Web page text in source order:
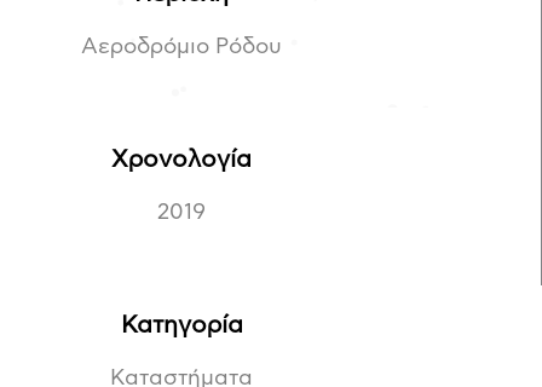
Αεροδρόμιο Ρόδου
Χρονολογία
2019
Κατηγορία
Καταστήματα